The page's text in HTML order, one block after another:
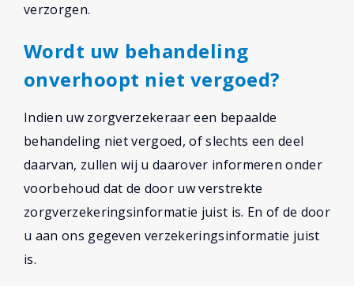
verzorgen.
Wordt uw behandeling
onverhoopt niet vergoed?
Indien uw zorgverzekeraar een bepaalde
behandeling niet vergoed, of slechts een deel
daarvan, zullen wij u daarover informeren onder
voorbehoud dat de door uw verstrekte
zorgverzekeringsinformatie juist is. En of de door
u aan ons gegeven verzekeringsinformatie juist
is.